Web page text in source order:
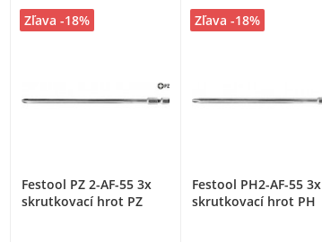
Festool PZ 2-AF-55 3x
skrutkovací hrot PZ
Zľava -18%
Festool PH2-AF-55 3x
skrutkovací hrot PH
Zľava -18%